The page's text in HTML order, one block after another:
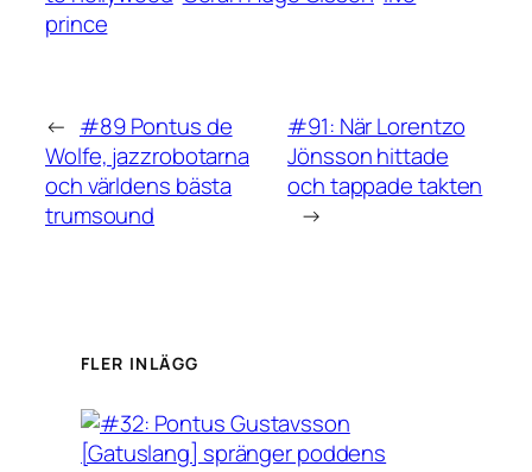
prince
← #89 Pontus de
Wolfe, jazzrobotarna
och världens bästa
trumsound
#91: När Lorentzo
Jönsson hittade
och tappade takten
→
FLER INLÄGG